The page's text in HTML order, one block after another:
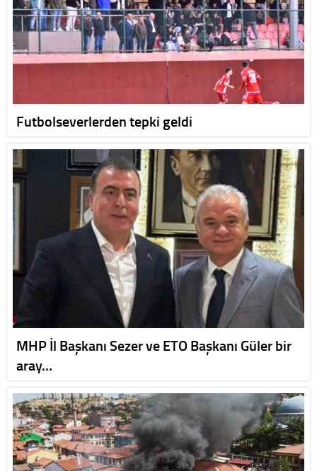
Futbolseverlerden tepki geldi
MHP İl Başkanı Sezer ve ETO Başkanı Güler bir
aray…